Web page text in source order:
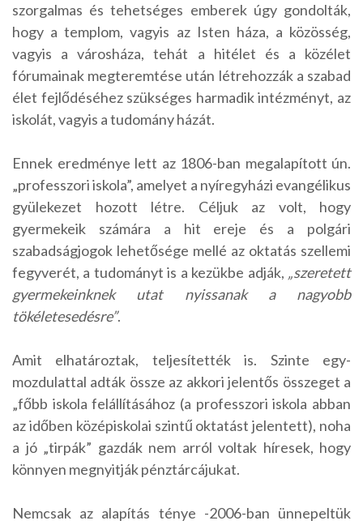
szorgalmas és tehetséges emberek úgy gondolták,
hogy a templom, vagyis az Isten háza, a közösség,
vagyis a városháza, tehát a hitélet és a közélet
fórumainak megteremtése után létrehozzák a szabad
élet fejlődéséhez szükséges harmadik intézményt, az
iskolát, vagyis a tudomány házát.
Ennek eredménye lett az 1806-ban megalapított ún.
„professzori iskola”, amelyet a nyíregyházi evangélikus
gyülekezet hozott létre. Céljuk az volt, hogy
gyermekeik számára a hit ereje és a polgári
szabadságjogok lehetősége mellé az oktatás szellemi
fegyverét, a tudományt is a kezükbe adják, „szeretett
gyermekeinknek utat nyissanak a nagyobb
tökéletesedésre”.
Amit elhatároztak, teljesítették is. Szinte egy-
mozdulattal adták össze az akkori jelentős összeget a
„főbb iskola felállításához (a professzori iskola abban
az időben középiskolai szintű oktatást jelentett), noha
a jó „tirpák” gazdák nem arról voltak híresek, hogy
könnyen megnyitják pénztárcájukat.
Nemcsak az alapítás ténye -2006-ban ünnepeltük